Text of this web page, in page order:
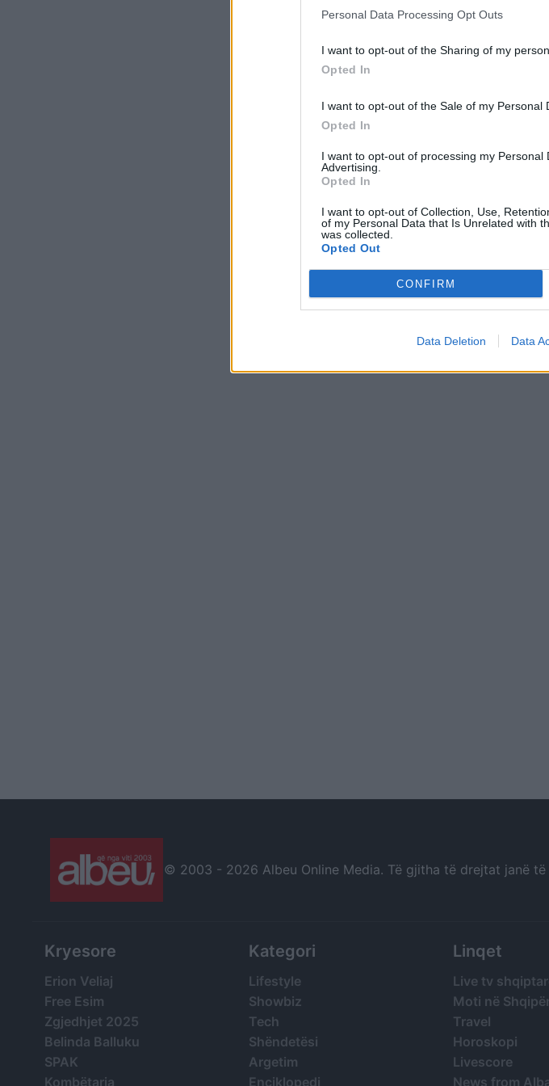
Personal Data Processing Opt Outs
I want to opt-out of the Sharing of my
Opted In
I want to opt-out of the Sale of my Personal
Opted In
I want to opt-out of processing my Personal
Advertising.
Opted In
I want to opt-out of Collection, Use,
of my Personal Data that Is Unrelated with
was collected.
Opted Out
CONFIRM
Data Deletion Data
© 2003 - 2026 Albeu Online Media. Të gjitha të drejtat janë të
Kryesore
Erion Veliaj
Free Esim
Zgjedhjet 2025
Belinda Balluku
SPAK
Kombëtarja
Kategori
Lifestyle
Showbiz
Tech
Shëndetësi
Argetim
Enciklopedi
Linqet
Live tv
Moti në
Travel
Horoskopi
Livescore
News from